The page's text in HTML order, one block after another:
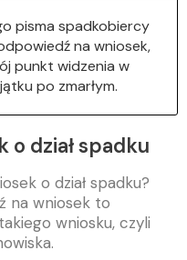
pisma spadkobiercy
na wniosek,
punkt widzenia w
po zmarłym.
o dział spadku
o dział spadku?
na wniosek to
wniosku, czyli